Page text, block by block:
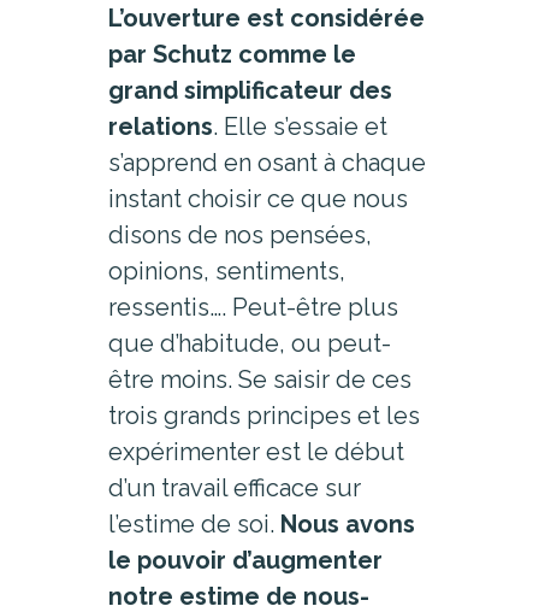
L’ouverture est considérée
par Schutz comme le
grand simplificateur des
relations. Elle s’essaie et
s’apprend en osant à chaque
instant choisir ce que nous
disons de nos pensées,
opinions, sentiments,
ressentis…. Peut-être plus
que d’habitude, ou peut-
être moins. Se saisir de ces
trois grands principes et les
expérimenter est le début
d’un travail efficace sur
l’estime de soi. Nous avons
le pouvoir d’augmenter
notre estime de nous-